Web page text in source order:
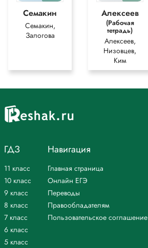
Семакин
Семакин,
Залогова
Алексеев
(Рабочая
тетрадь)
Алексеев,
Низовцев,
Ким
ГДЗ
11 класс
10 класс
9 класс
8 класс
7 класс
6 класс
5 класс
Навигация
Главная страница
Онлайн ЕГЭ
Переводы
Правообладателям
Пользовательское соглашение